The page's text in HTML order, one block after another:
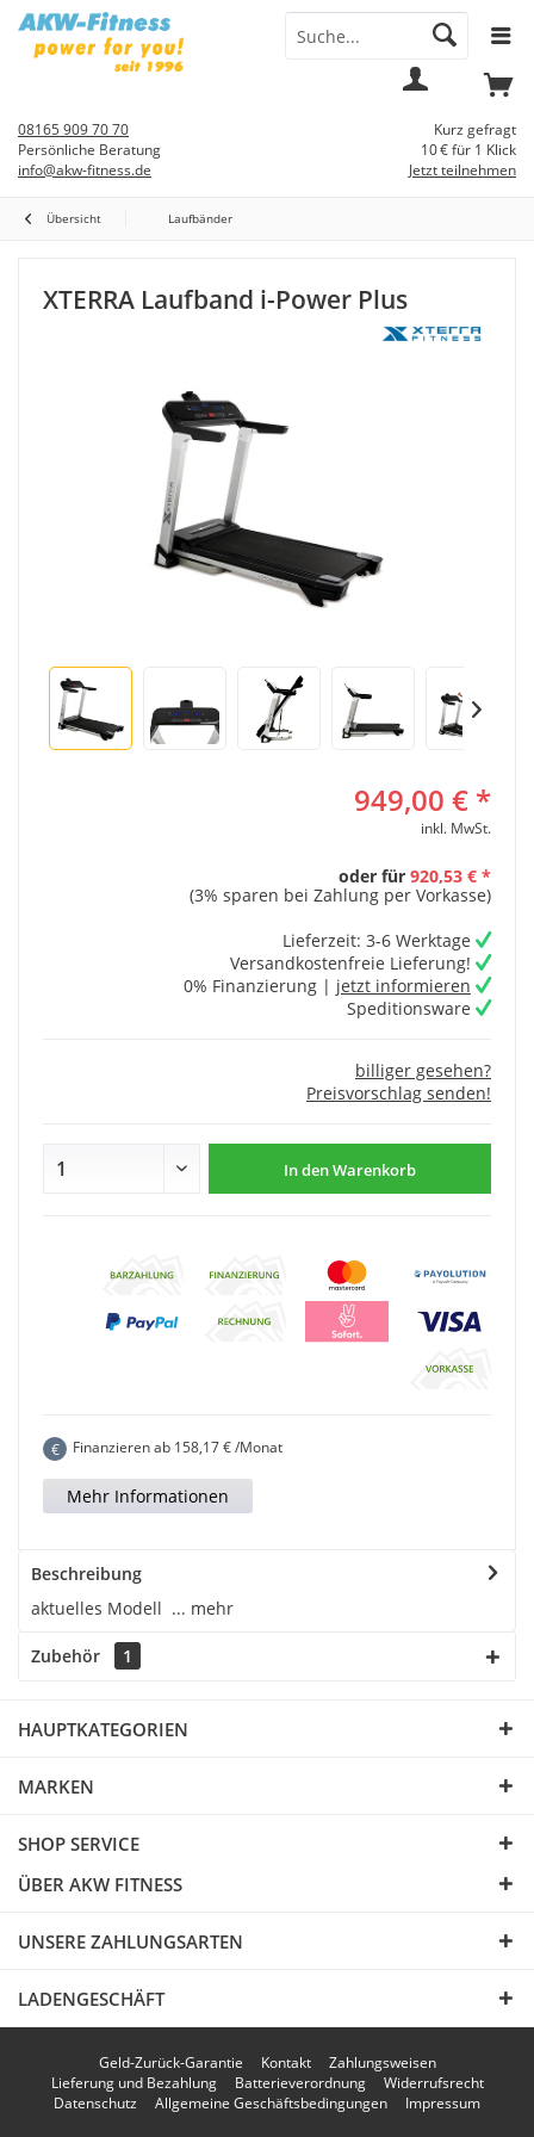
Kurz gefragt
10 € für 1 Klick
Jetzt teilnehmen
08165 909 70 70
Persönliche Beratung
info@akw-fitness.de
Übersicht Laufbänder
XTERRA Laufband i-Power Plus
949,00 € *
inkl. MwSt.
oder für 920,53 € *
(3% sparen bei Zahlung per Vorkasse)
Lieferzeit: 3-6 Werktage
Versandkostenfreie Lieferung!
0% Finanzierung | jetzt informieren
Speditionsware
billiger gesehen?
Preisvorschlag senden!
In denWarenkorb
€ Finanzieren ab 158,17€ /Monat
Mehr Informationen
Beschreibung
aktuelles Modell ... mehr
Zubehör 1
HAUPTKATEGORIEN
MARKEN
SHOP SERVICE
ÜBER AKW FITNESS
UNSERE ZAHLUNGSARTEN
LADENGESCHÄFT
Geld-Zurück-Garantie Kontakt
Zahlungsweisen
Lieferung und Bezahlung
Batterieverordnung
Widerrufsrecht
Datenschutz
Allgemeine Geschäftsbedingungen Impressum